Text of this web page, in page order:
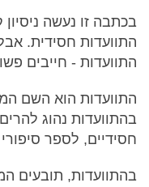
בכתבה זו נעשה
התוועדות חסידית.
התוועדות - חייבים
התוועדות הוא השם
בהתוועדות נהוג
חסידיים, לספר
בהתוועדות, תובעים